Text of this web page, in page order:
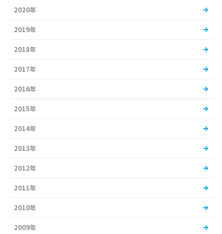
2020年
2019年
2018年
2017年
2016年
2015年
2014年
2013年
2012年
2011年
2010年
2009年